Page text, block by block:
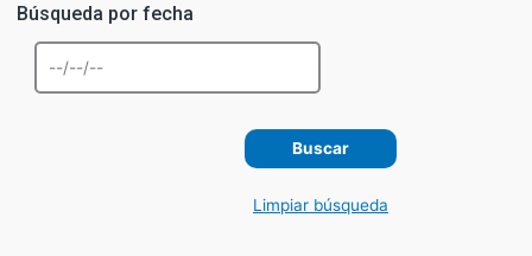
Búsqueda por fecha